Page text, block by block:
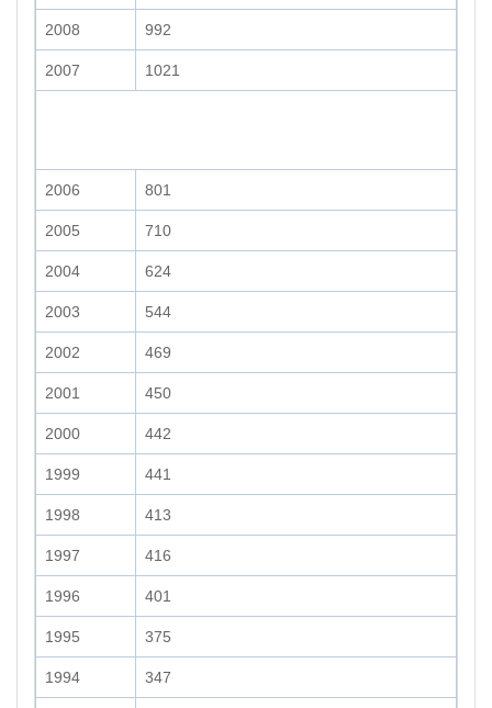
2008 992
2007 1021
2006 801
2005 710
2004 624
2003 544
2002 469
2001 450
2000 442
1999 441
1998 413
1997 416
1996 401
1995 375
1994 347